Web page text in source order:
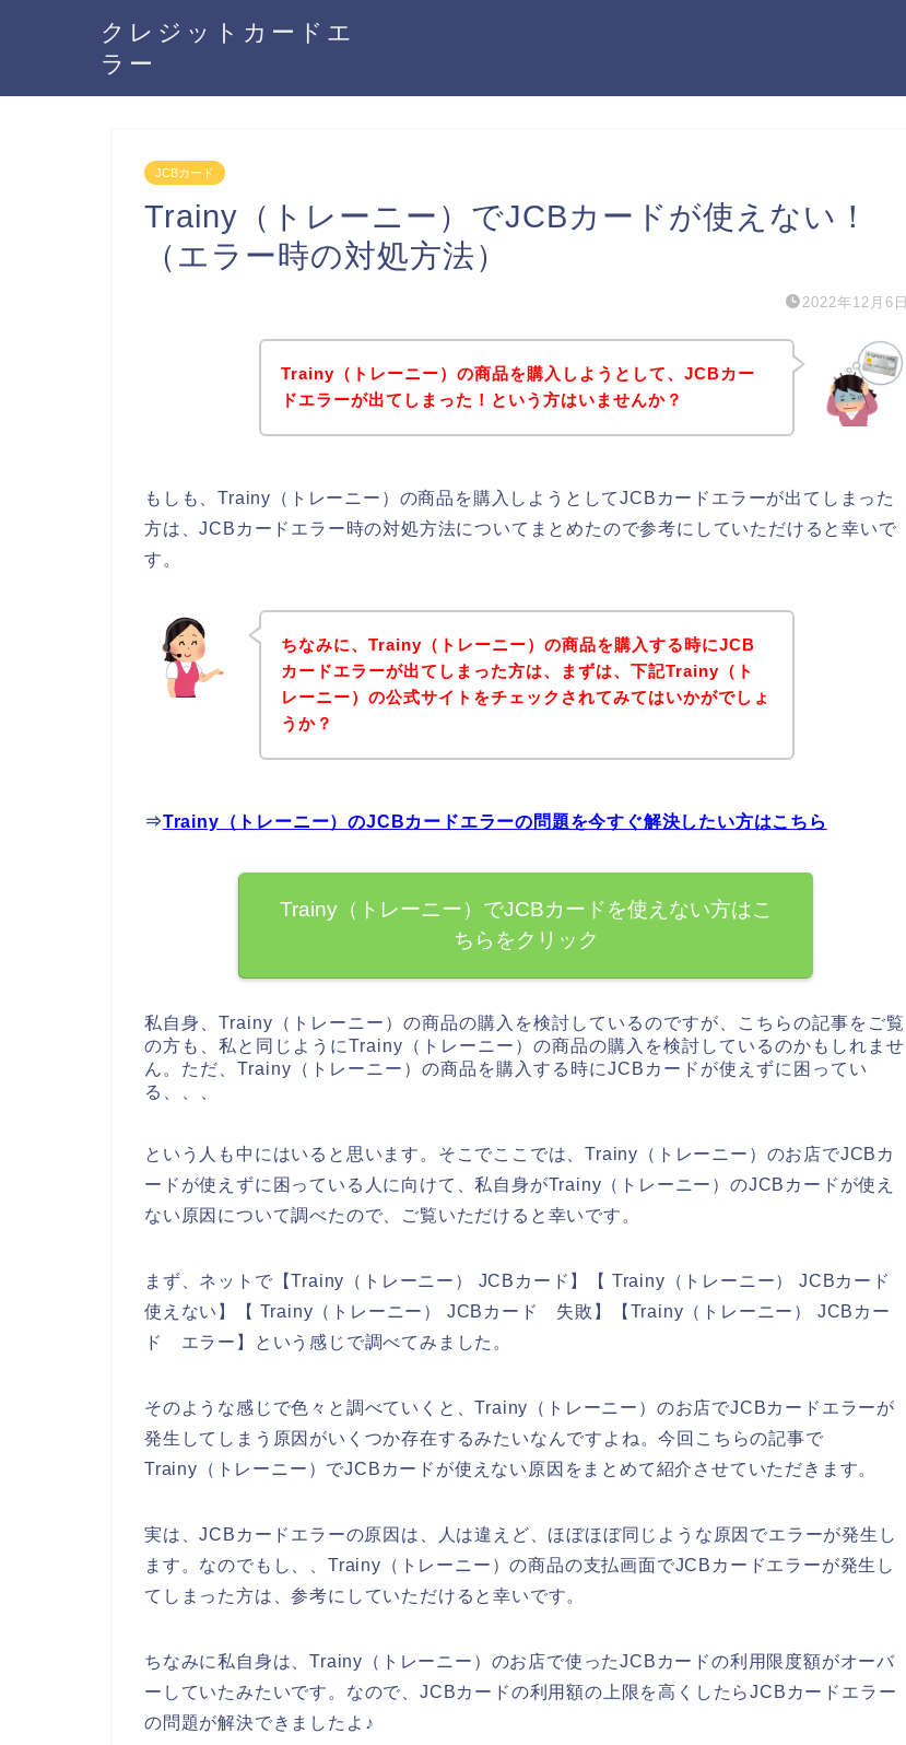
クレジットカードエ
ラー
JCBカード
Trainy（トレーニー）でJCBカードが使えない！
（エラー時の対処方法）
2022年12月6日
Trainy（トレーニー）の商品を購入しようとして、JCBカー
ドエラーが出てしまった！という方はいませんか？
もしも、Trainy（トレーニー）の商品を購入しようとしてJCBカードエラーが出てしまった
方は、JCBカードエラー時の対処方法についてまとめたので参考にしていただけると幸いで
す。
ちなみに、Trainy（トレーニー）の商品を購入する時にJCB
カードエラーが出てしまった方は、まずは、下記Trainy（ト
レーニー）の公式サイトをチェックされてみてはいかがでしょ
うか？
⇒Trainy（トレーニー）のJCBカードエラーの問題を今すぐ解決したい方はこちら
Trainy（トレーニー）でJCBカードを使えない方はこ
ちらをクリック
私自身、Trainy（トレーニー）の商品の購入を検討しているのですが、こちらの記事をご覧
の方も、私と同じようにTrainy（トレーニー）の商品の購入を検討しているのかもしれませ
ん。ただ、Trainy（トレーニー）の商品を購入する時にJCBカードが使えずに困ってい
る、、、
という人も中にはいると思います。そこでここでは、Trainy（トレーニー）のお店でJCBカ
ードが使えずに困っている人に向けて、私自身がTrainy（トレーニー）のJCBカードが使え
ない原因について調べたので、ご覧いただけると幸いです。
まず、ネットで【Trainy（トレーニー） JCBカード】【 Trainy（トレーニー） JCBカード
使えない】【 Trainy（トレーニー） JCBカード 失敗】【Trainy（トレーニー） JCBカー
ド エラー】という感じで調べてみました。
そのような感じで色々と調べていくと、Trainy（トレーニー）のお店でJCBカードエラーが
発生してしまう原因がいくつか存在するみたいなんですよね。今回こちらの記事で
Trainy（トレーニー）でJCBカードが使えない原因をまとめて紹介させていただきます。
実は、JCBカードエラーの原因は、人は違えど、ほぼほぼ同じような原因でエラーが発生し
ます。なのでもし、、Trainy（トレーニー）の商品の支払画面でJCBカードエラーが発生し
てしまった方は、参考にしていただけると幸いです。
ちなみに私自身は、Trainy（トレーニー）のお店で使ったJCBカードの利用限度額がオーバ
ーしていたみたいです。なので、JCBカードの利用額の上限を高くしたらJCBカードエラー
の問題が解決できましたよ♪